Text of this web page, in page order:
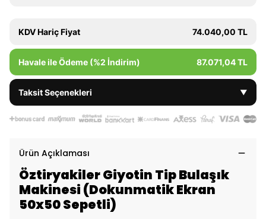
KDV Hariç Fiyat 74.040,00 TL
Havale ile Ödeme (%2 İndirim) 87.071,04 TL
Taksit Seçenekleri ▼
Ürün Açıklaması
Öztiryakiler Giyotin Tip Bulaşık
Makinesi (Dokunmatik Ekran
50x50 Sepetli)